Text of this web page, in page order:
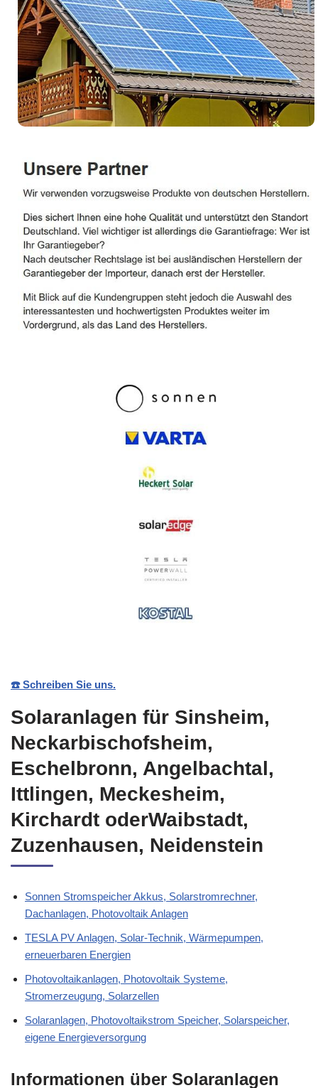
☎️ Schreiben Sie uns.
Solaranlagen für Sinsheim,
Neckarbischofsheim,
Eschelbronn, Angelbachtal,
Ittlingen, Meckesheim,
Kirchardt oderWaibstadt,
Zuzenhausen, Neidenstein
Sonnen Stromspeicher Akkus, Solarstromrechner,
Dachanlagen, Photovoltaik Anlagen
TESLA PV Anlagen, Solar-Technik, Wärmepumpen,
erneuerbaren Energien
Photovoltaikanlagen, Photovoltaik Systeme,
Stromerzeugung, Solarzellen
Solaranlagen, Photovoltaikstrom Speicher, Solarspeicher,
eigene Energieversorgung
Informationen über Solaranlagen